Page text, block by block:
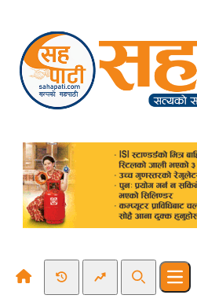
Recent NewsTrending News
Search